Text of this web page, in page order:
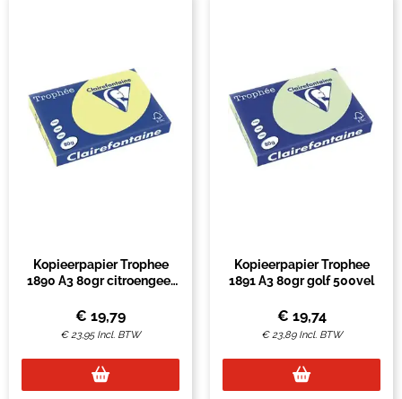
Kopieerpapier Trophee
1890 A3 80gr citroengeel
€ 19,79
€23,95 Incl. BTW
Kopieerpapier Trophee
1891 A3 80gr golf 500vel
€ 19,74
€23,89 Incl. BTW